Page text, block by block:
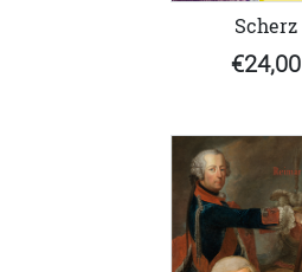
Scherz
€24,00